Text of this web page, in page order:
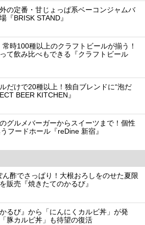
の定番・甘じょっぱ系ベーコンジャムバ
『BRISK STAND』
時100種以上のクラフトビールが揃う！
て飲み比べもできる『クラフトビール
だけで20種以上！独自ブレンドに“泡だ
BEER KITCHEN』
グルメバーガーからスイーツまで！個性
フードホール『reDine 新宿』
酢でさっぱり！大根おろしをのせた夏限
販売『焼きたてのかるび』
かるび』から「にんにくカルビ丼」が発
豚カルビ丼」も待望の復活